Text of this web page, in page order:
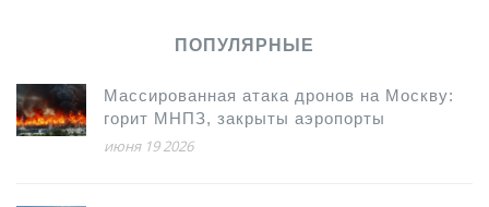
ПОПУЛЯРНЫЕ
Массированная атака дронов на Москву:
горит МНПЗ, закрыты аэропорты
июня 19 2026